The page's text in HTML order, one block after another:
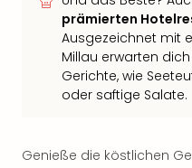
prämierten
Ausgezeichnet mit
Millau erwarten
Gerichte, wie
oder saftige Salate.
Genieße die köstlichen